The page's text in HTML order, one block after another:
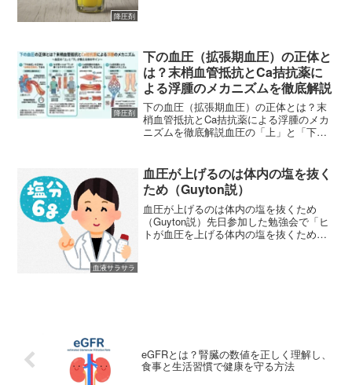
降圧剤
降圧剤
下の血圧（拡張期血圧）の正体と
は？末梢血管抵抗とCa拮抗薬に
よる浮腫のメカニズムを徹底解説
下の血圧（拡張期血圧）の正体とは？末
梢血管抵抗とCa拮抗薬による浮腫のメカ
ニズムを徹底解説血圧の「上」と「下」
しているのかを深く考える機会は少ない
かもしれません。「上が...
血液サラサラ
血圧が上げるのは体内の塩を抜く
ため（Guyton説）
血圧が上げるのは体内の塩を抜くため
（Guyton説）先日参加した勉強会で「ヒ
トが血圧を上げる体内の塩を抜くためで
eGFRとは？腎臓の数値を正しく理解し、
食事と生活習慣で健康を守る方法